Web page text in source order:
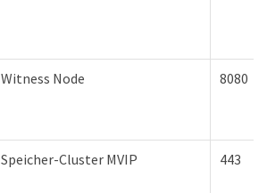
Witness Node 8080
Speicher-Cluster MVIP 443